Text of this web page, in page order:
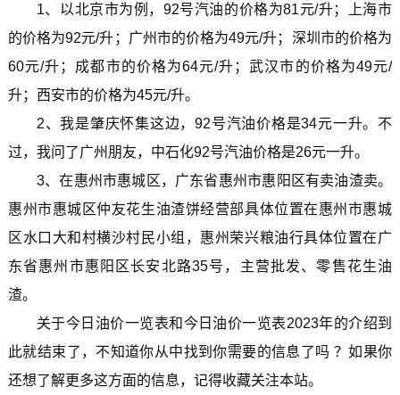
1、以北京市为例，92号汽油的价格为81元/升；上海市
的价格为92元/升；广州市的价格为49元/升；深圳市的价格为
60元/升；成都市的价格为64元/升；武汉市的价格为49元/
升；西安市的价格为45元/升。
2、我是肇庆怀集这边，92号汽油价格是34元一升。不
过，我问了广州朋友，中石化92号汽油价格是26元一升。
3、在惠州市惠城区，广东省惠州市惠阳区有卖油渣卖。
惠州市惠城区仲友花生油渣饼经营部具体位置在惠州市惠城
区水口大和村横沙村民小组，惠州荣兴粮油行具体位置在广
东省惠州市惠阳区长安北路35号，主营批发、零售花生油
渣。
关于今日油价一览表和今日油价一览表2023年的介绍到
此就结束了，不知道你从中找到你需要的信息了吗 ？如果你
还想了解更多这方面的信息，记得收藏关注本站。